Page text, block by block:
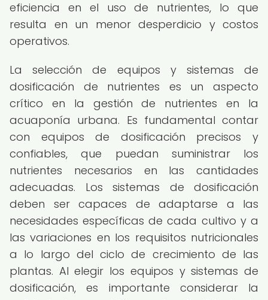
eficiencia en el uso de nutrientes, lo que
resulta en un menor desperdicio y costos
operativos.
La selección de equipos y sistemas de
dosificación de nutrientes es un aspecto
crítico en la gestión de nutrientes en la
acuaponía urbana. Es fundamental contar
con equipos de dosificación precisos y
confiables, que puedan suministrar los
nutrientes necesarios en las cantidades
adecuadas. Los sistemas de dosificación
deben ser capaces de adaptarse a las
necesidades específicas de cada cultivo y a
las variaciones en los requisitos nutricionales
a lo largo del ciclo de crecimiento de las
plantas. Al elegir los equipos y sistemas de
dosificación, es importante considerar la